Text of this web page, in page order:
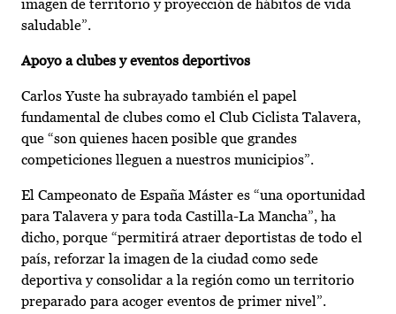
imagen de territorio y proyección de hábitos de vida
saludable”.
Apoyo a clubes y eventos deportivos
Carlos Yuste ha subrayado también el papel
fundamental de clubes como el Club Ciclista Talavera,
que “son quienes hacen posible que grandes
competiciones lleguen a nuestros municipios”.
El Campeonato de España Máster es “una oportunidad
para Talavera y para toda Castilla-La Mancha”, ha
dicho, porque “permitirá atraer deportistas de todo el
país, reforzar la imagen de la ciudad como sede
deportiva y consolidar a la región como un territorio
preparado para acoger eventos de primer nivel”.